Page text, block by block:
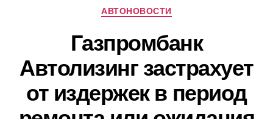
Рубрики
АВТОНОВОСТИ
Газпромбанк
Автолизинг застрахует
от издержек в период